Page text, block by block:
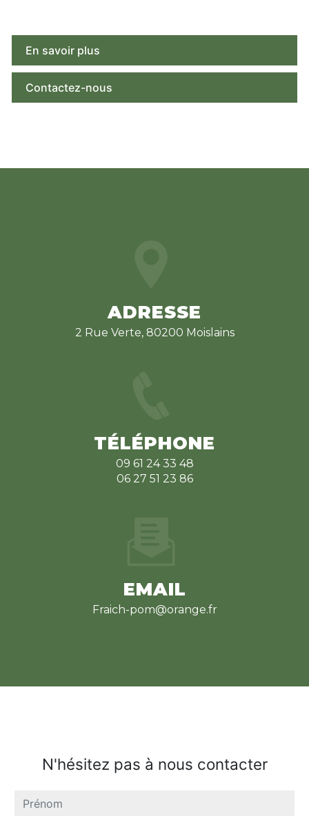
En savoir plus
Contactez-nous
ADRESSE
2 Rue Verte, 80200 Moislains
TÉLÉPHONE
09 61 24 33 48
06 27 51 23 86
EMAIL
fraich-pom@orange.fr
N'hésitez pas à nous contacter